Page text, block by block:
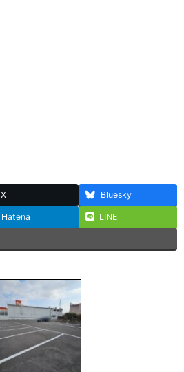
X Bluesky
Hatena LINE